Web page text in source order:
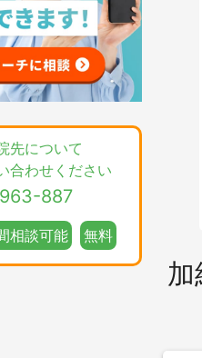
先について
合わせください
887
相談可能 無料